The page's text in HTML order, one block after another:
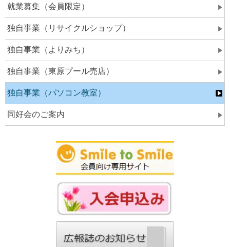
就業募集（会員限定）
独自事業（リサイクルショップ）
独自事業（よりみち）
独自事業（東原プール売店）
独自事業（パソコン教室）
同好会のご案内